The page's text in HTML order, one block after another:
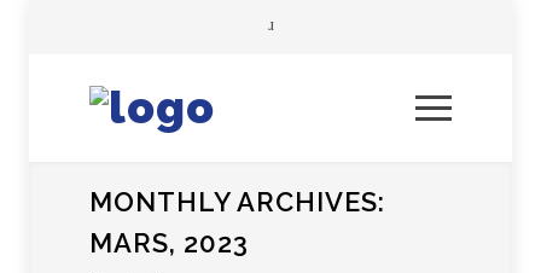
MONTHLY ARCHIVES:
MARS, 2023